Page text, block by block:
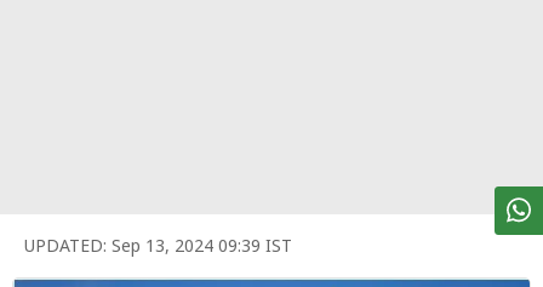
मार्केट
UPDATED: Sep 13, 2024 09:39 IST